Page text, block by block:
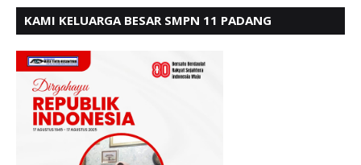
KAMI KELUARGA BESAR SMPN 11 PADANG
BERDAULAT